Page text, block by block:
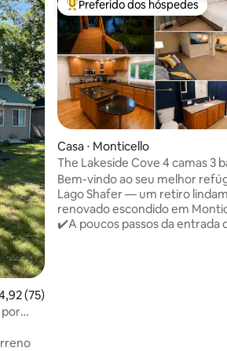
de uma avaliação média de 5, 75
(75)
por
Entre os melhores preferidos
Preferido dos hóspedes
Casa ⋅ Monticello
The Lakeside Cove 4 camas 3
perto de Indiana Beach
Bem-vindo ao seu melhor
Lago Shafer — um retiro
renovado escondido em
✔️A poucos passos da entrada